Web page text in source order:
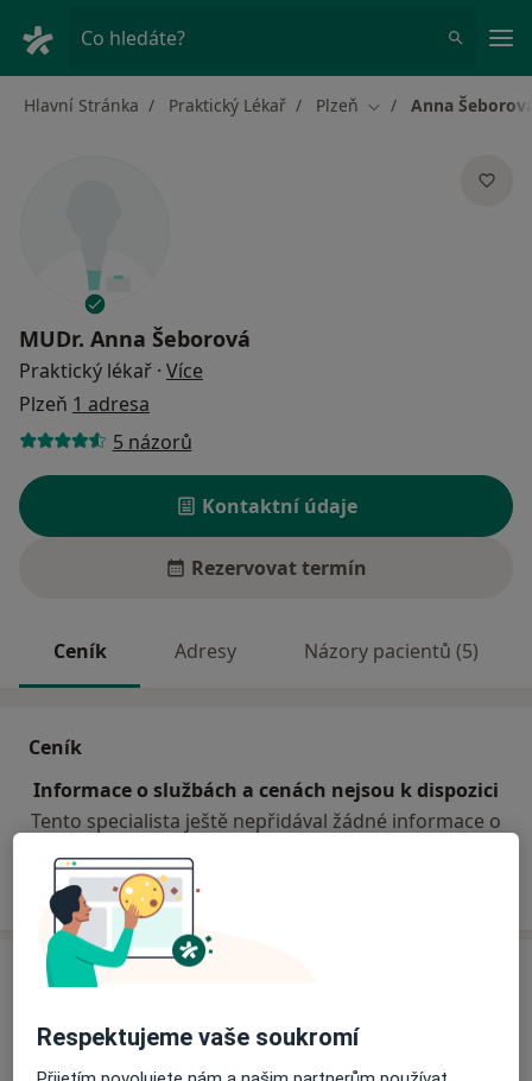
Co hledáte?
Hlavní Stránka Praktický Lékař Plzeň Změna města
Anna
MUDr. Anna Šeborová
Praktický lékař · Více
Plzeň 1 adresa
5 názorů
Kontaktní údaje
Rezervovat termín
Ceník Adresy Názory pacientů (5)
Ceník
Informace o službách a cenách nejsou k dispozici
Tento specialista ještě nepřidával žádné informace o
Adresa
Praktický lékař
Respektujeme vaše soukromí